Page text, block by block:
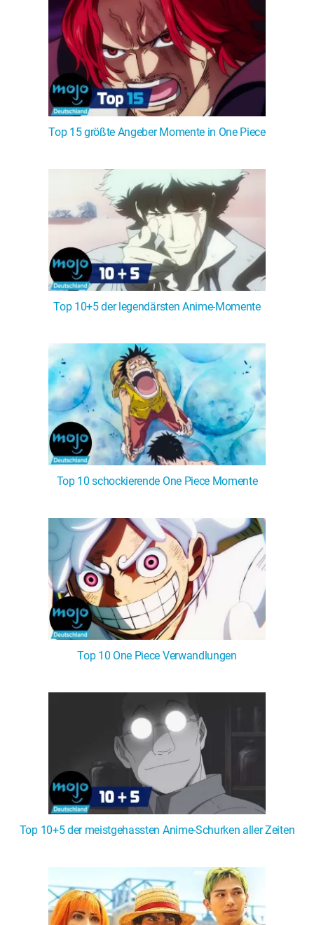
Top 15 größte Angeber Momente in One Piece
Top 10+5 der legendärsten Anime-Momente
Top 10 schockierende One Piece Momente
Top 10 One Piece Verwandlungen
Top 10+5 der meistgehassten Anime-Schurken aller Zeiten